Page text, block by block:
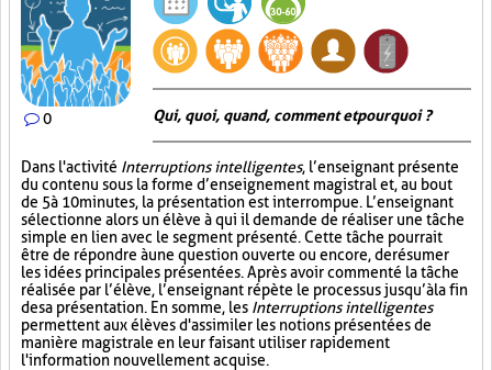
0 Qui, quoi, quand, comment et pourquoi ?
Dans l'activité Interruptions intelligentes, l’enseignant présente
du contenu sous la forme d’enseignement magistral et, au bout
de 5 à 10 minutes, la présentation est interrompue. L’enseignant
sélectionne alors un élève à qui il demande de réaliser une tâche
simple en lien avec le segment présenté. Cette tâche pourrait
être de répondre à une question ouverte ou encore, de résumer
les idées principales présentées. Après avoir commenté la tâche
réalisée par l’élève, l’enseignant répète le processus jusqu’à la fin
de sa présentation. En somme, les Interruptions intelligentes
permettent aux élèves d'assimiler les notions présentées de
manière magistrale en leur faisant utiliser rapidement
l'information nouvellement acquise.